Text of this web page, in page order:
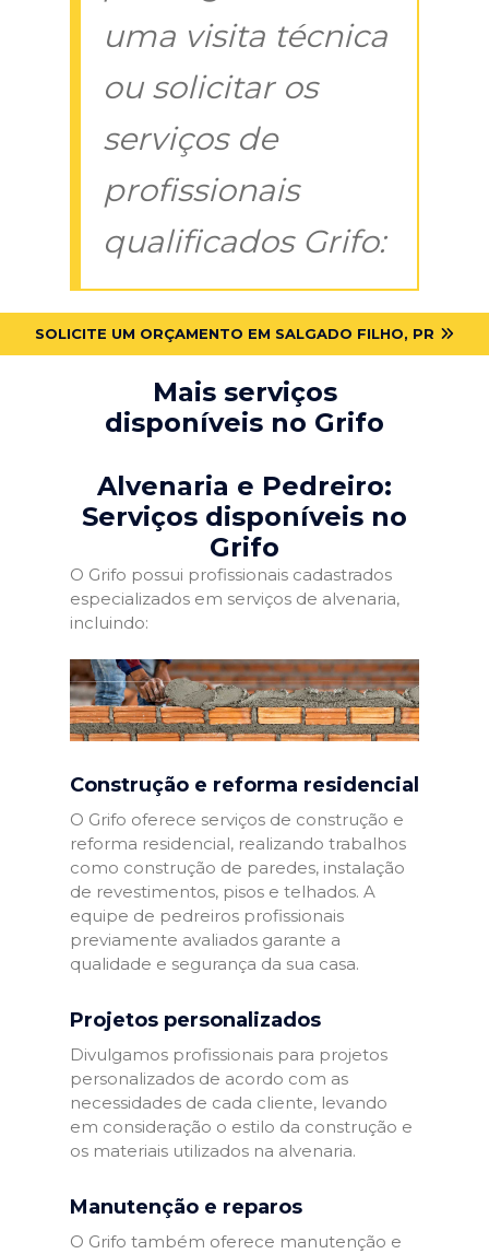
uma visita técnica
ou solicitar os
serviços de
profissionais
qualificados Grifo:
SOLICITE UM ORÇAMENTO EM SALGADO FILHO, PR
Mais serviços
disponíveis no Grifo
Alvenaria e Pedreiro:
Serviços disponíveis no
Grifo
O Grifo possui profissionais cadastrados
especializados em serviços de alvenaria,
incluindo:
Construção e reforma residencial
O Grifo oferece serviços de construção e
reforma residencial, realizando trabalhos
como construção de paredes, instalação
de revestimentos, pisos e telhados. A
equipe de pedreiros profissionais
previamente avaliados garante a
qualidade e segurança da sua casa.
Projetos personalizados
Divulgamos profissionais para projetos
personalizados de acordo com as
necessidades de cada cliente, levando
em consideração o estilo da construção e
os materiais utilizados na alvenaria.
Manutenção e reparos
O Grifo também oferece manutenção e